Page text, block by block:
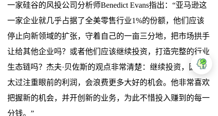
一家硅谷的风投公司分析师Benedict Evans指出：“亚马逊这
一家企业就几乎占据了全美零售行业1%的份额，他们应该
停止向新领域的扩张，守着自己的一亩三分地，把市场拱手
让给其他企业吗？或者他们应该继续投资，打造完整的行业
生态链吗？杰夫·贝佐斯的观点非常清楚：继续投资，因为
太过注重眼前的利润，会浪费更多大好的机会。他非常喜欢
把握新的机会，并开创新的业务，为此不惜投入赚到的每一
分钱。”